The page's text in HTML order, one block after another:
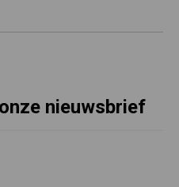
nieuwsbrief